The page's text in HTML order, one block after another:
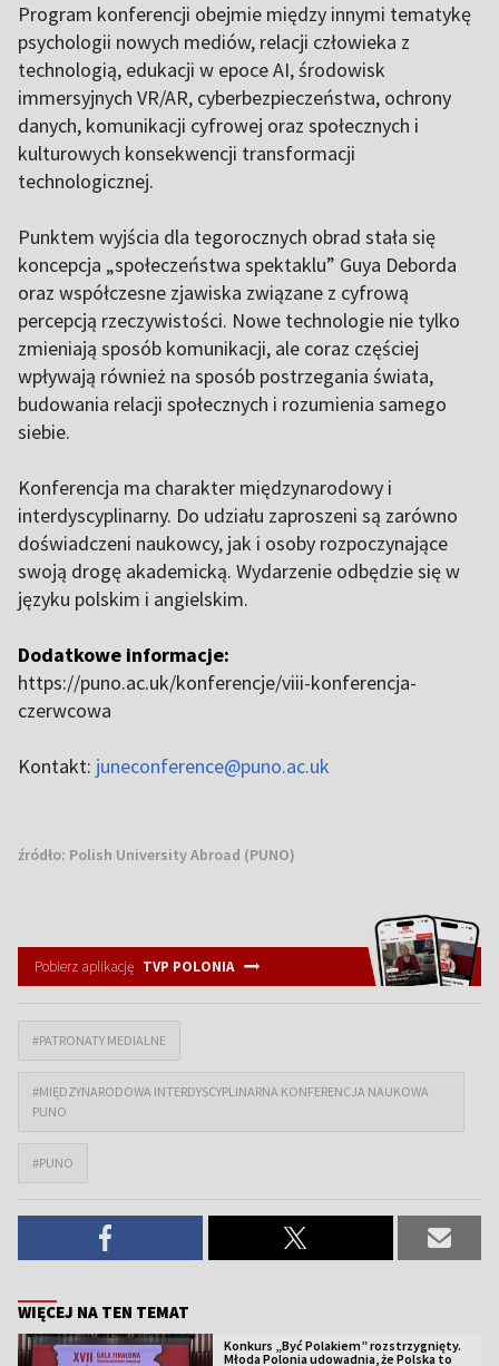
Program konferencji obejmie między innymi tematykę
psychologii nowych mediów, relacji człowieka z
technologią, edukacji w epoce AI, środowisk
immersyjnych VR/AR, cyberbezpieczeństwa, ochrony
danych, komunikacji cyfrowej oraz społecznych i
kulturowych konsekwencji transformacji
technologicznej.
Punktem wyjścia dla tegorocznych obrad stała się
koncepcja „społeczeństwa spektaklu” Guya Deborda
oraz współczesne zjawiska związane z cyfrową
percepcją rzeczywistości. Nowe technologie nie tylko
zmieniają sposób komunikacji, ale coraz częściej
wpływają również na sposób postrzegania świata,
budowania relacji społecznych i rozumienia samego
siebie.
Konferencja ma charakter międzynarodowy i
interdyscyplinarny. Do udziału zaproszeni są zarówno
doświadczeni naukowcy, jak i osoby rozpoczynające
swoją drogę akademicką. Wydarzenie odbędzie się w
języku polskim i angielskim.
Dodatkowe informacje:
https://puno.ac.uk/konferencje/viii-konferencja-
czerwcowa
Kontakt: juneconference@puno.ac.uk
źródło: Polish University Abroad (PUNO)
Pobierz aplikację TVP POLONIA
#PATRONATY MEDIALNE
#MIĘDZYNARODOWA INTERDYSCYPLINARNA KONFERENCJA NAUKOWA
PUNO
#PUNO
WIĘCEJ NA TEN TEMAT
Konkurs „Być Polakiem” rozstrzygnięty.
Młoda Polonia udowadnia, że Polska to